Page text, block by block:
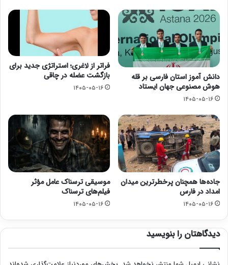
دانش آموز استان فارسی بر قله
هوش مصنوعی جهان ایستاد
۱۴۰۵-۰۵-۱۶
فراتر از لاغری؛ استراتژی جدید برای
بازگشت عضله در چاقی
۱۴۰۵-۰۵-۱۶
جاده‌ها همچنان پرخطرترین میدان
امداد در فارس
۱۴۰۵-۰۵-۱۶
موسیقی ترسناک عامل مؤثر
فیلم‌های ترسناک
۱۴۰۵-۰۵-۱۶
دیدگاهتان را بنویسید